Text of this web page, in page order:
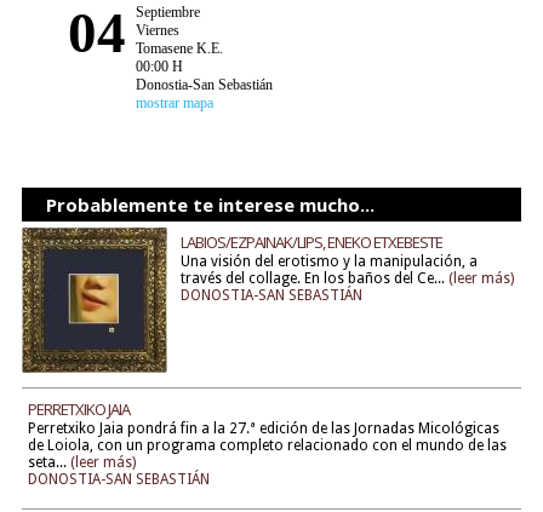
04
Septiembre
Viernes
Tomasene K.E.
00:00 H
Donostia-San Sebastián
mostrar mapa
Probablemente te interese mucho...
LABIOS/EZPAINAK/LIPS, ENEKO ETXEBESTE
Una visión del erotismo y la manipulación, a
través del collage. En los baños del Ce... (leer más)
DONOSTIA-SAN SEBASTIÁN
PERRETXIKO JAIA
Perretxiko Jaia pondrá fin a la 27.ª edición de las Jornadas Micológicas
de Loiola, con un programa completo relacionado con el mundo de las
seta... (leer más)
DONOSTIA-SAN SEBASTIÁN